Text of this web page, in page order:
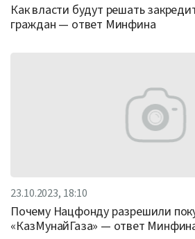
Как власти будут решать
граждан — ответ Минфина
23.10.2023, 18:10
Почему Нацфонду разрешили
«КазМунайГаза» — ответ